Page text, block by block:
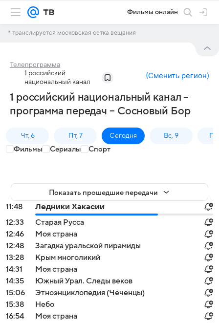
Фильмы онлайн
* транслируется московская сетка вещания
Телепрограмма
1 российский
национальный канал
(Сменить регион)
1 российский национальный канал –
программа передач – Сосновый Бор
Чт, 6 Пт, 7 Сегодня Вс, 9
Фильмы Сериалы Спорт
Показать прошедшие передачи
11:48
Ледники Хакасии
12:33
Старая Русса
12:46
Моя страна
12:48
Загадка уральской пирамиды
13:28
Крым многоликий
14:31
Моя страна
14:35
Южный Урал. Следы веков
15:06
Этноэнциклопедия (Чеченцы)
15:38
Небо
16:54
Моя страна